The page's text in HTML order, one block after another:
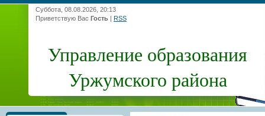
Суббота, 08.08.2026, 20:13
Приветствую Вас Гость | RSS
Управление образования
Уржумского района